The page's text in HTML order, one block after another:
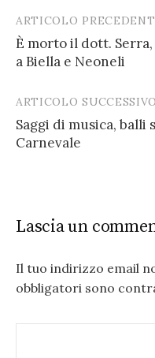
Post
navigation
ARTICOLO
È morto il dott.
a Biella e Neoneli
ARTICOLO SUCCESSIVO
Saggi di musica,
Carnevale
Lascia un
Il tuo indirizzo email
obbligatori sono